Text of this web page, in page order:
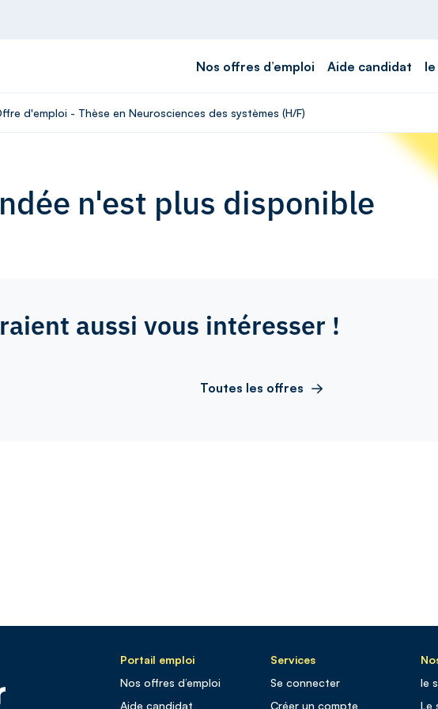
Nos offres d’emploi Aide candidat
d'emploi - Thèse en Neurosciences des systèmes (H/F)
n'est plus disponible
aussi vous intéresser !
Toutes les offres
Portail emploi
Nos offres d’emploi
Aide candidat
Services
Se connecter
Créer un compte
le
Le